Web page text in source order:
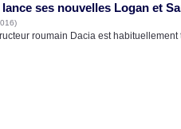
lance ses nouvelles Logan et
roumain Dacia est